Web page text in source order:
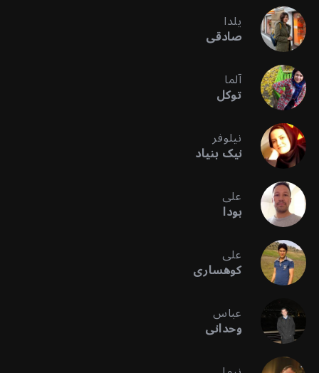
یلدا
صادقی
آلما
توکل
نیلوفر
نیک بنیاد
علی
بودا
علی
کوهساری
عباس
وحدانی